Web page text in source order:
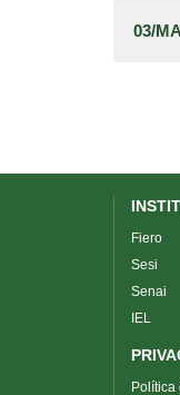
03/
Fiero
Sesi
Senai
IEL
Política